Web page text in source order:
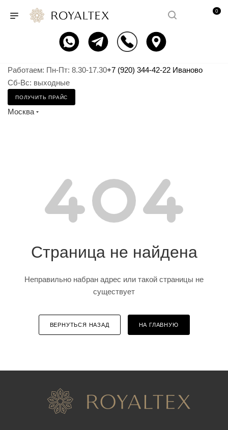
0
Работаем: Пн-Пт: 8.30-17.30
Сб-Вс: выходные
+7 (920) 344-42-22 Иваново
ПОЛУЧИТЬ ПРАЙС
Москва
Страница не найдена
Неправильно набран адрес или такой страницы не
существует
ВЕРНУТЬСЯ НАЗАД НА ГЛАВНУЮ